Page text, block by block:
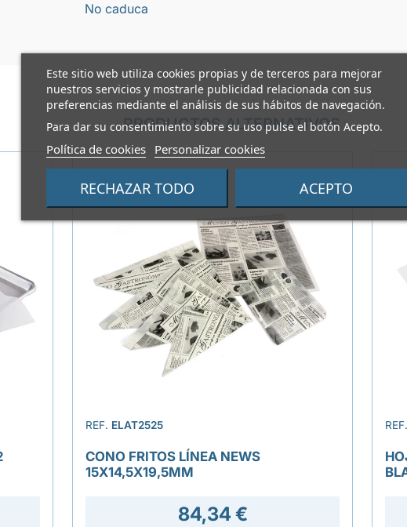
Este sitio web utiliza cookies propias y de terceros para mejorar
nuestros servicios y mostrarle publicidad relacionada con sus
preferencias mediante el análisis de sus hábitos de navegación.
Para dar su consentimiento sobre su uso pulse el botón Acepto.
Política de cookies Personalizar cookies
RECHAZAR TODO ACEPTO
No caduca
PRODUCTOS ALTERNATIVOS
REF. ELAT2525
CONO FRITOS LÍNEA NEWS
15X14,5X19,5MM
84,34 €